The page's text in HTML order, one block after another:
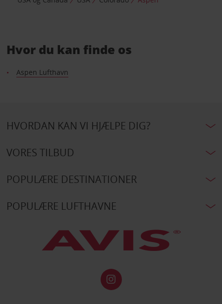
Hvor du kan finde os
Aspen Lufthavn
HVORDAN KAN VI HJÆLPE DIG?
VORES TILBUD
POPULÆRE DESTINATIONER
POPULÆRE LUFTHAVNE